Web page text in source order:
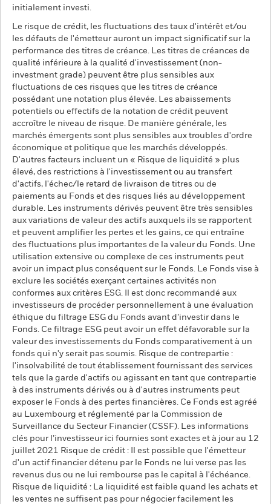
initialement investi.
Le risque de crédit, les fluctuations des taux d'intérêt et/ou
les défauts de l'émetteur auront un impact significatif sur la
performance des titres de créance. Les titres de créances de
qualité inférieure à la qualité d'investissement (non-
investment grade) peuvent être plus sensibles aux
fluctuations de ces risques que les titres de créance
possédant une notation plus élevée. Les abaissements
potentiels ou effectifs de la notation de crédit peuvent
accroître le niveau de risque. De manière générale, les
marchés émergents sont plus sensibles aux troubles d'ordre
économique et politique que les marchés développés.
D'autres facteurs incluent un « Risque de liquidité » plus
élevé, des restrictions à l'investissement ou au transfert
d'actifs, l'échec/le retard de livraison de titres ou de
paiements au Fonds et des risques liés au développement
durable. Les instruments dérivés peuvent être très sensibles
aux variations de valeur des actifs auxquels ils se rapportent
et peuvent amplifier les pertes et les gains, ce qui entraîne
des fluctuations plus importantes de la valeur du Fonds. Une
utilisation extensive ou complexe de ces instruments peut
avoir un impact plus conséquent sur le Fonds. Le Fonds vise à
exclure les sociétés exerçant certaines activités non
conformes aux critères ESG. Il est donc recommandé aux
investisseurs de procéder personnellement à une évaluation
éthique du filtrage ESG du Fonds avant d’investir dans le
Fonds. Ce filtrage ESG peut avoir un effet défavorable sur la
valeur des investissements du Fonds comparativement à un
fonds qui n'y serait pas soumis. Risque de contrepartie :
l'insolvabilité de tout établissement fournissant des services
tels que la garde d'actifs ou agissant en tant que contrepartie
à des instruments dérivés ou à d'autres instruments peut
exposer le Fonds à des pertes financières. Ce Fonds est agréé
au Luxembourg et réglementé par la Commission de
Surveillance du Secteur Financier (CSSF). Les informations
clés pour l’investisseur ici fournies sont exactes et à jour au 12
juillet 2021 Risque de crédit : Il est possible que l'émetteur
d'un actif financier détenu par le Fonds ne lui verse pas les
revenus dus ou ne lui rembourse pas le capital à l'échéance.
Risque de liquidité : La liquidité est faible quand les achats et
les ventes ne suffisent pas pour négocier facilement les